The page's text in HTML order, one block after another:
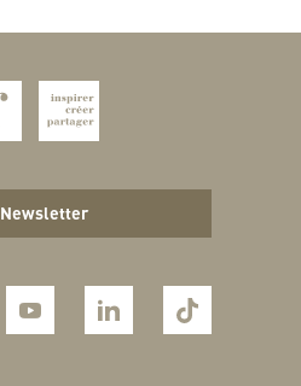
Newsletter